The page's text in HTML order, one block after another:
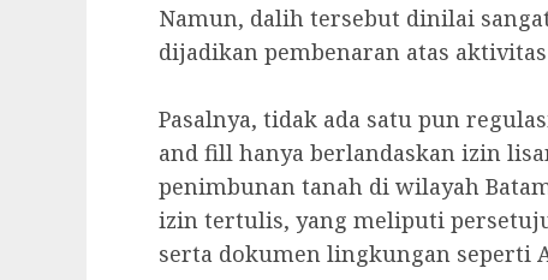
‎Namun, dalih tersebut dinilai
dijadikan pembenaran atas
‎Pasalnya, tidak ada satu pun
and fill hanya berlandaskan izin
penimbunan tanah di wilayah
izin tertulis, yang meliputi
serta dokumen lingkungan seperti